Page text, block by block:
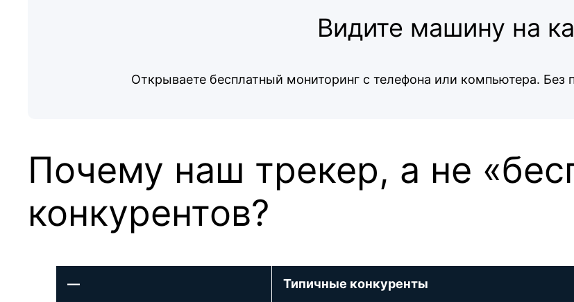
Видите машину на
Открываете бесплатный мониторинг с телефона или компьютера. Без
Почему наш трекер, а не
конкурентов?
— Типичные конкуренты